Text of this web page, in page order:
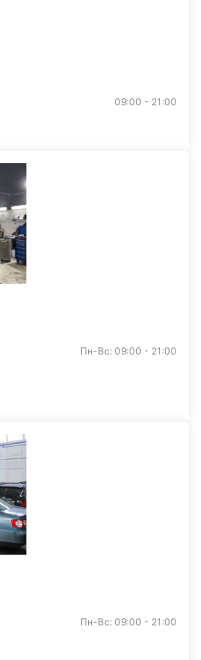
09:00 - 21:00
Пн-Вс: 09:00 - 21:00
Пн-Вс: 09:00 - 21:00